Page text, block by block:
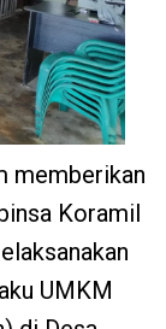
memberikan
Koramil
UMKM